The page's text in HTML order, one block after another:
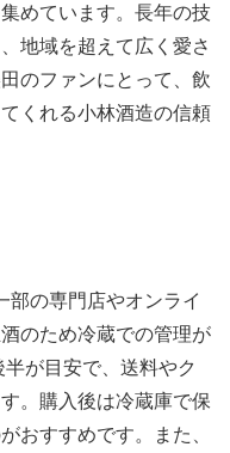
めています。長年の技
地域を超えて広く愛さ
のファンにとって、飲
くれる小林酒造の信頼
部の専門店やオンライ
のため冷蔵での管理が
が目安で、送料やク
。購入後は冷蔵庫で保
おすすめです。また、